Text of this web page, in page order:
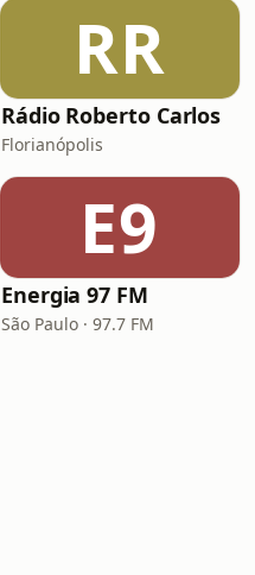
RR
Rádio Roberto Carlos
Florianópolis
E9
Energia 97 FM
São Paulo · 97.7 FM